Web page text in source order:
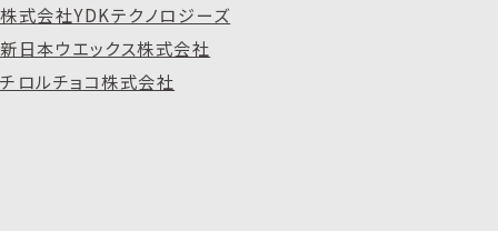
株式会社YDKテクノロジーズ
新日本ウエックス株式会社
チロルチョコ株式会社